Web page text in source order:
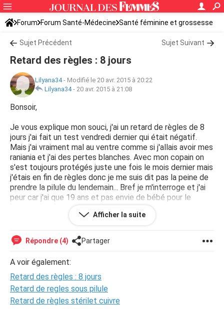
Forum Forum Santé-Médecine Santé féminine et grossesse
Tomber enceinte
Sujet Précédent Sujet Suivant
Retard des règles : 8 jours
Lilyana34- Modifié le 20 avr. 2015 à 20:22
Lilyana34- 20 avr. 2015 à 21:08
Bonsoir,
Je vous explique mon souci, j'ai un retard de règles de 8
jours j'ai fait un test vendredi dernier qui était négatif.
Mais j'ai vraiment mal au ventre comme si j'allais avoir mes
raniania et j'ai des pertes blanches. Avec mon copain on
s'est toujours protégés juste une fois le mois dernier mais
j'étais en fin de règles donc je me suis dit pas la peine de
prendre la pilule du lendemain... Bref je m'interroge et j'ai
peur car j'ai que 19 ans et pas envie de bébé pour le
PS : Modification du titre " urgent svp les filles "
La modération
Afficher la suite
Répondre (4) Partager
A voir également:
Retard des règles : 8 jours
Retard de regles sous pilule
Retard de règles stérilet cuivre